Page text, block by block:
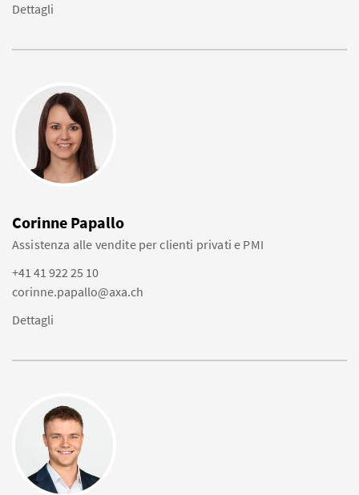
Dettagli
Corinne Papallo
Assistenza alle vendite per clienti privati e PMI
+41 41 922 25 10
corinne.papallo@axa.ch
Dettagli